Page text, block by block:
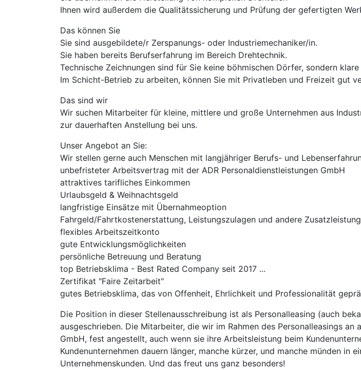
Ihnen wird außerdem die Qualitätssicherung und Prüfung der gefertigten
Das können Sie
Sie sind ausgebildete/r Zerspanungs- oder Industriemechaniker/in.
Sie haben bereits Berufserfahrung im Bereich Drehtechnik.
Technische Zeichnungen sind für Sie keine böhmischen Dörfer, sondern
Im Schicht-Betrieb zu arbeiten, können Sie mit Privatleben und Freizeit gut
Das sind wir
Wir suchen Mitarbeiter für kleine, mittlere und große Unternehmen aus
zur dauerhaften Anstellung bei uns.
Unser Angebot an Sie:
Wir stellen gerne auch Menschen mit langjähriger Berufs- und
unbefristeter Arbeitsvertrag mit der ADR Personaldienstleistungen GmbH
attraktives tarifliches Einkommen
Urlaubsgeld & Weihnachtsgeld
langfristige Einsätze mit Übernahmeoption
Fahrgeld/Fahrtkostenerstattung, Leistungszulagen und andere
flexibles Arbeitszeitkonto
gute Entwicklungsmöglichkeiten
persönliche Betreuung und Beratung
top Betriebsklima - Best Rated Company seit 2017 ...
Zertifikat "Faire Zeitarbeit"
gutes Betriebsklima, das von Offenheit, Ehrlichkeit und Professionalität
Die Position in dieser Stellenausschreibung ist als Personalleasing (auch
ausgeschrieben. Die Mitarbeiter, die wir im Rahmen des Personalleasings an
GmbH, fest angestellt, auch wenn sie ihre Arbeitsleistung beim
Kundenunternehmen dauern länger, manche kürzer, und manche münden in
Unternehmenskunden. Und das freut uns ganz besonders!